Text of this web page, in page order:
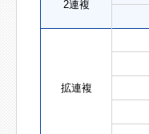
2連複
拡連複